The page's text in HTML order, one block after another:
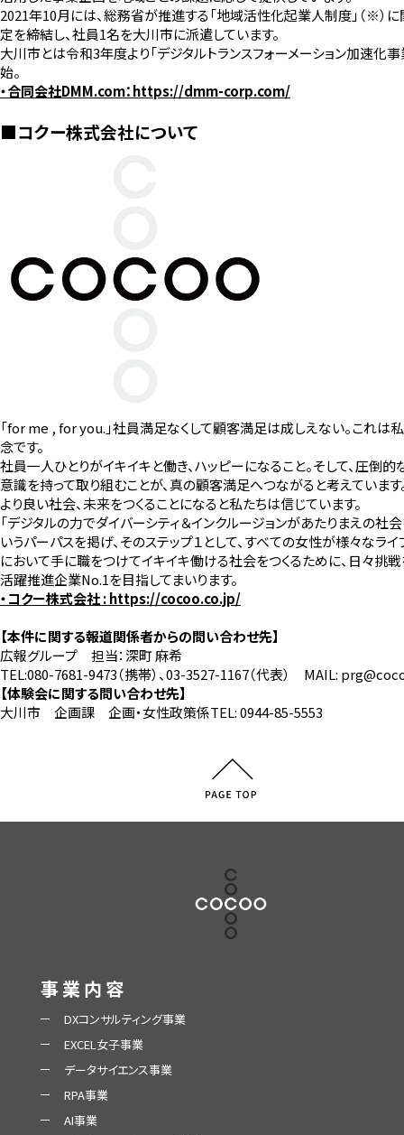
2021年10月には、総務省が推進する「地域活性化起業人制度」（※）
定を締結し、社員1名を大川市に派遣しています。
大川市とは令和3年度より「デジタルトランスフォーメーション加速化事
始。
・合同会社DMM.com：https://dmm-corp.com/
■コクー株式会社について
「for me , for you.」社員満足なくして顧客満足は成しえない。これは
念です。
社員一人ひとりがイキイキと働き、ハッピーになること。そして、圧倒
意識を持って取り組むことが、真の顧客満足へつながると考えています
より良い社会、未来をつくることになると私たちは信じています。
「デジタルの力でダイバーシティ＆インクルージョンがあたりまえの社会
いうパーパスを掲げ、そのステップ１として、すべての女性が様々なラ
において手に職をつけてイキイキ働ける社会をつくるために、日々挑戦
活躍推進企業No.1を目指してまいります。
・コクー株式会社 :https://cocoo.co.jp/
【本件に関する報道関係者からの問い合わせ先】
広報グループ 担当：深町 麻希
TEL:080-7681-9473（携帯）、03-3527-1167（代表） MAIL:
【体験会に関する問い合わせ先】
大川市 企画課 企画・女性政策係TEL: 0944-85-5553
事業内容
DXコンサルティング事業
EXCEL女子事業
データサイエンス事業
RPA事業
AI事業